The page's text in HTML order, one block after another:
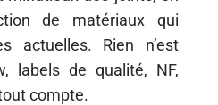
de matériaux qui
actuelles. Rien n’est
labels de qualité, NF,
compte.